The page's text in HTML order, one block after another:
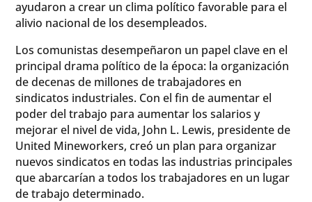
ayudaron a crear un clima político favorable para el
alivio nacional de los desempleados.
Los comunistas desempeñaron un papel clave en el
principal drama político de la época: la organización
de decenas de millones de trabajadores en
sindicatos industriales. Con el fin de aumentar el
poder del trabajo para aumentar los salarios y
mejorar el nivel de vida, John L. Lewis, presidente de
United Mineworkers, creó un plan para organizar
nuevos sindicatos en todas las industrias principales
que abarcarían a todos los trabajadores en un lugar
de trabajo determinado.